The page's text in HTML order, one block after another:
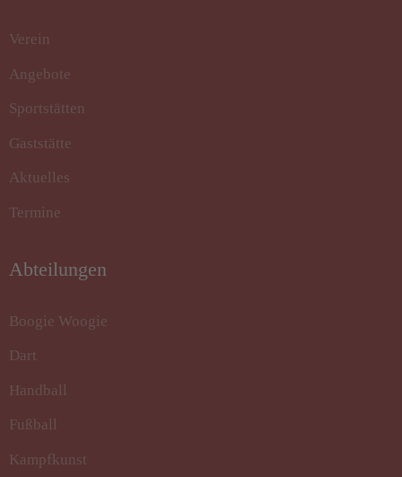
Verein
Angebote
Sportstätten
Gaststätte
Aktuelles
Termine
Abteilungen
Boogie Woogie
Dart
Handball
Fußball
Kampfkunst